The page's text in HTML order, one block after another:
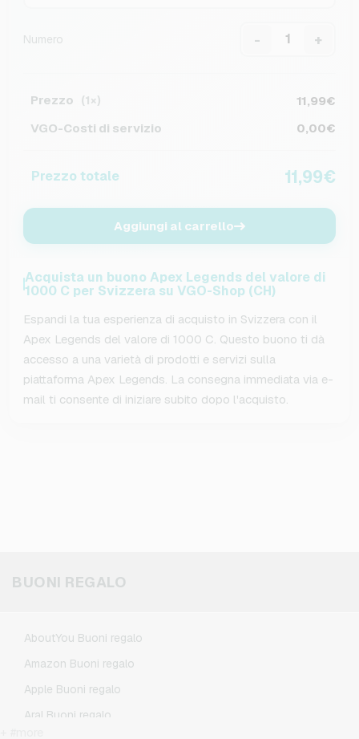
Numero - +
Prezzo (1×)
11,99€
VGO-Costi di servizio
0,00€
Prezzo totale 11,99€
Aggiungi al carrello
Acquista un buono Apex Legends del valore di
1000 C per Svizzera su VGO-Shop (CH)
Espandi la tua esperienza di acquisto in Svizzera con il
Apex Legends del valore di 1000 C. Questo buono ti dà
accesso a una varietà di prodotti e servizi sulla
piattaforma Apex Legends. La consegna immediata via e-
mail ti consente di iniziare subito dopo l'acquisto.
BUONI REGALO
AboutYou Buoni regalo
Amazon Buoni regalo
Apple Buoni regalo
Aral Buoni regalo